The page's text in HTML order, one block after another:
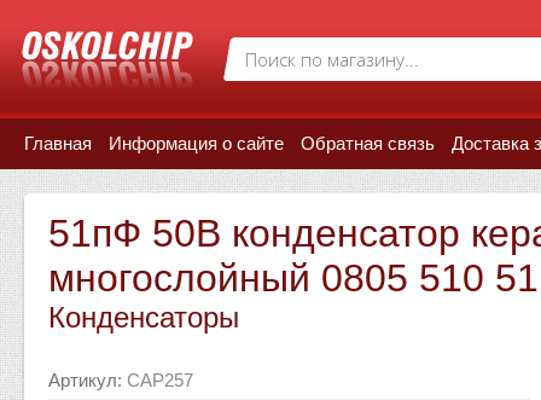
Главная Информация о сайте Обратная связь Доставка
51пФ 50В конденсатор
многослойный 0805 510
Конденсаторы
Артикул: CAP257